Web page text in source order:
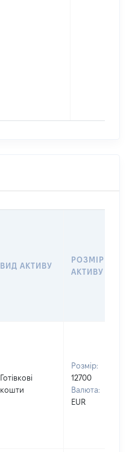
ВИД АКТИВУ
РОЗМІР
АКТИВУ
Готівкові
кошти
Розмір:
12700
Валюта:
EUR